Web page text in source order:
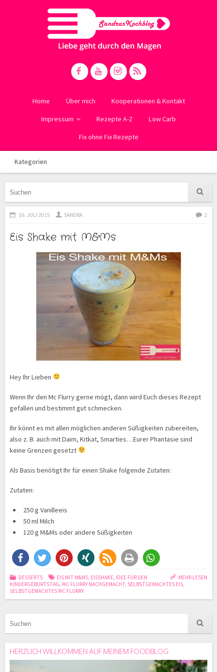
Home Über mich Kooperationen & Kontakt
Impressum Rezepte A-Z Low Carb
Fix ohne Fix Rezepte
Kategorien
16. JULI 2015 SANDRA 2
Eis Shake mit M&Ms
Hey Ihr Lieben
Wenn Ihr den Mc Flurry gerne mögt, dann wird Euch dieses Rezept
gefallen und bestimmt gut schmecken.
Ihr könnt es mit allen möglichen anderen Süßigkeiten zubereiten,
also z. B. auch mit Daim, Kitkat, Smarties…Eurer Phantasie sind
keine Grenzen gesetzt
Als Basis benötigt Ihr für einen Shake folgende Zutaten:
Zutaten:
250 g Vanilleeis
50 ml Milch
120 g M&Ms oder andere Süßigkeiten
MEHR LESEN
DESSERTS EIS MIT M&MS, EISSHAKE, IDEE FÜR DEN
KINDERGEBURTSTAG, MC FLURRY NACHGEMACHT, SELBSTGEMACHTES EIS,
SELBSTGEMACHTES MC FLURRY
HERZLICH WILLKOMMEN AUF MEINEM FOODBLOG